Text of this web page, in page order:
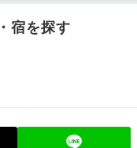
宿を探す